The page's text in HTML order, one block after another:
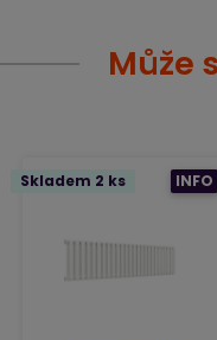
Může
Skladem 2 ks INFO